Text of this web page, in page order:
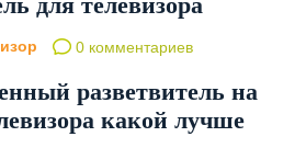
0 комментариев
разветвитель на
какой лучше